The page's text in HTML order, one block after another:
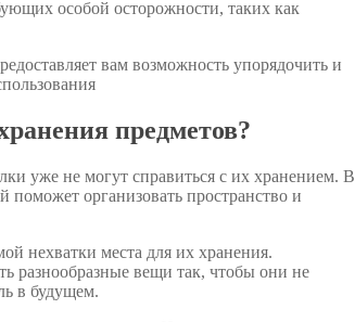
особой осторожности, таких как
вам возможность упорядочить и
предметов?
уже не могут справиться с их хранением. В
поможет организовать пространство и
нехватки места для их хранения.
разнообразные вещи так, чтобы они не
в будущем.